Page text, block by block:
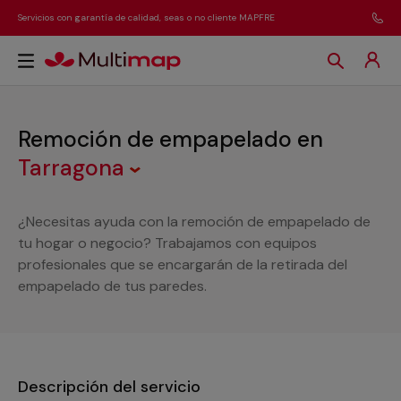
Servicios con garantía de calidad, seas o no cliente MAPFRE
Remoción de empapelado en
Tarragona
¿Necesitas ayuda con la remoción de empapelado de
tu hogar o negocio? Trabajamos con equipos
profesionales que se encargarán de la retirada del
empapelado de tus paredes.
Descripción del servicio